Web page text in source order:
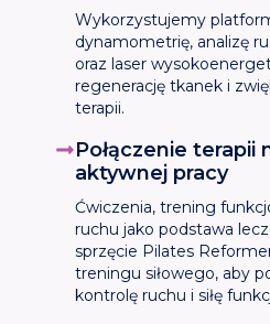
Wykorzystujemy
dynamometrię, analizę
oraz laser
regenerację tkanek i
terapii.
Połączenie terapii
aktywnej pracy
Ćwiczenia, trening
ruchu jako podstawa
sprzęcie Pilates
treningu siłowego, aby
kontrolę ruchu i siłę